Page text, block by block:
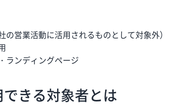
の営業活動に活用されるものとして対象外）
ランディングページ
きる対象者とは